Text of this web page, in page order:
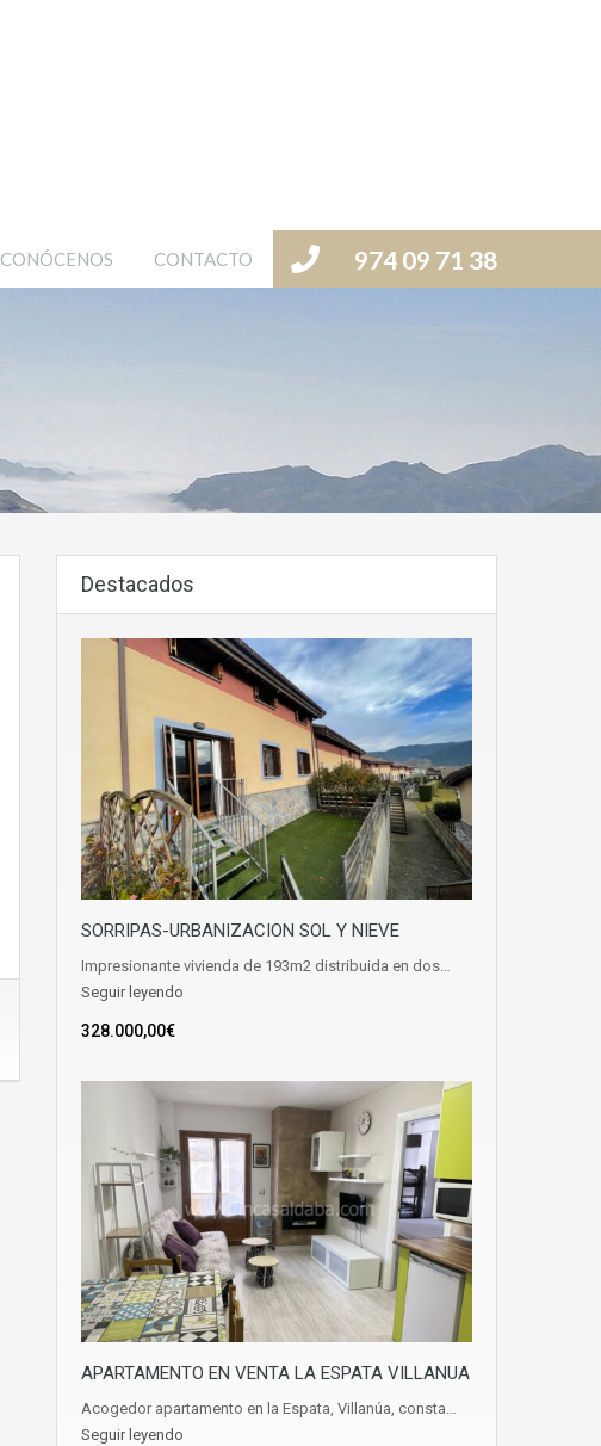
974 09 71 38
CONÓCENOS CONTACTO
Destacados
SORRIPAS-URBANIZACION SOL Y NIEVE
Impresionante vivienda de 193m2 distribuida en dos…
Seguir leyendo
328.000,00€
APARTAMENTO EN VENTA LA ESPATA VILLANUA
Acogedor apartamento en la Espata, Villanúa, consta…
Seguir leyendo